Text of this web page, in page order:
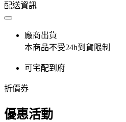
配送資訊
廠商出貨
本商品不受24h到貨限制
可宅配到府
折價券
優惠活動